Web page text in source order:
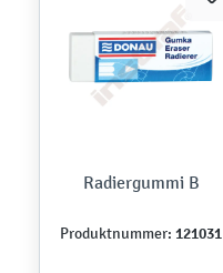
Radiergummi B
Produktnummer: 121031